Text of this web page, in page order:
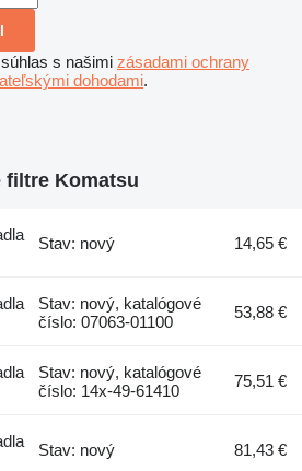
s našimi zásadami ochrany
dohodami.
filtre Komatsu
Stav: nový 14,65 €
Stav: nový, katalógové
číslo: 07063-01100
53,88 €
Stav: nový, katalógové
číslo: 14x-49-61410
75,51 €
Stav: nový 81,43 €